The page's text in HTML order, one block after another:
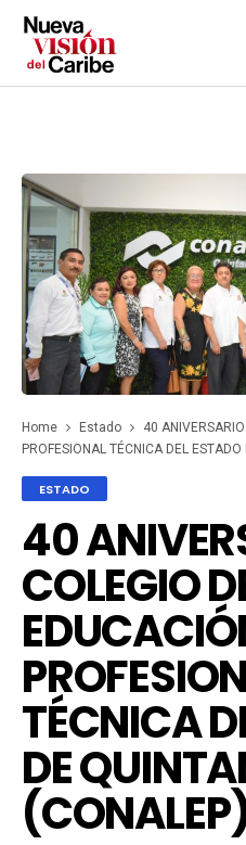
Home Estado
40
PROFESIONAL TÉCNICA DEL
ESTADO
40
COLEGIO
TÉCNICA
DE